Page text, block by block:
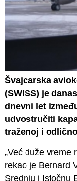
Švajcarska
(SWISS) je
dnevni let
udvostručiti
traženoj i
„Već duže vreme
rekao je Bernard
Srednju i Istočnu